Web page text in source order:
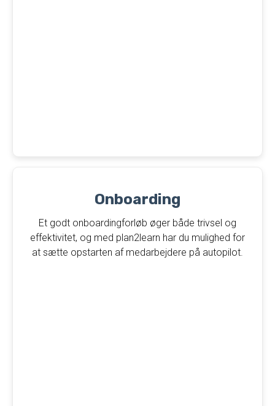
Onboarding
Et godt onboardingforløb øger både trivsel og
effektivitet, og med plan2learn har du mulighed for
at sætte opstarten af medarbejdere på autopilot.